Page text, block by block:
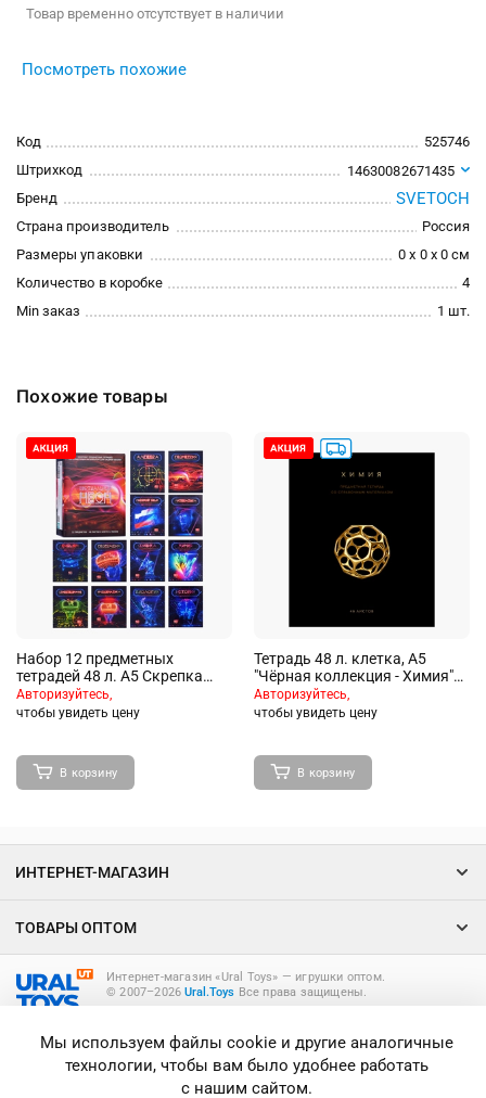
Товар временно отсутствует в наличии
Посмотреть похожие
Код
525746
Штрихкод
14630082671435
Бренд
SVETOCH
Страна производитель
Россия
Размеры упаковки
0 x 0 x 0 см
Количество в коробке
4
Min заказ
1 шт.
Похожие товары
Набор 12 предметных
тетрадей 48 л. А5 Скрепка
"Виртуальный неон" Премиум
Авторизуйтесь,
чтобы увидеть цену
В корзину
Тетрадь 48 л. клетка, А5
"Чёрная коллекция - Химия"
скрепка
Авторизуйтесь,
чтобы увидеть цену
В корзину
Интернет-магазин «Ural Toys» ― игрушки оптом.
© 2007–2026Ural.Toys Все права защищены.
ИНТЕРНЕТ-МАГАЗИН
ТОВАРЫ ОПТОМ
Мы используем файлы cookie и другие аналогичные
технологии, чтобы вам было удобнее работать
с нашим сайтом.